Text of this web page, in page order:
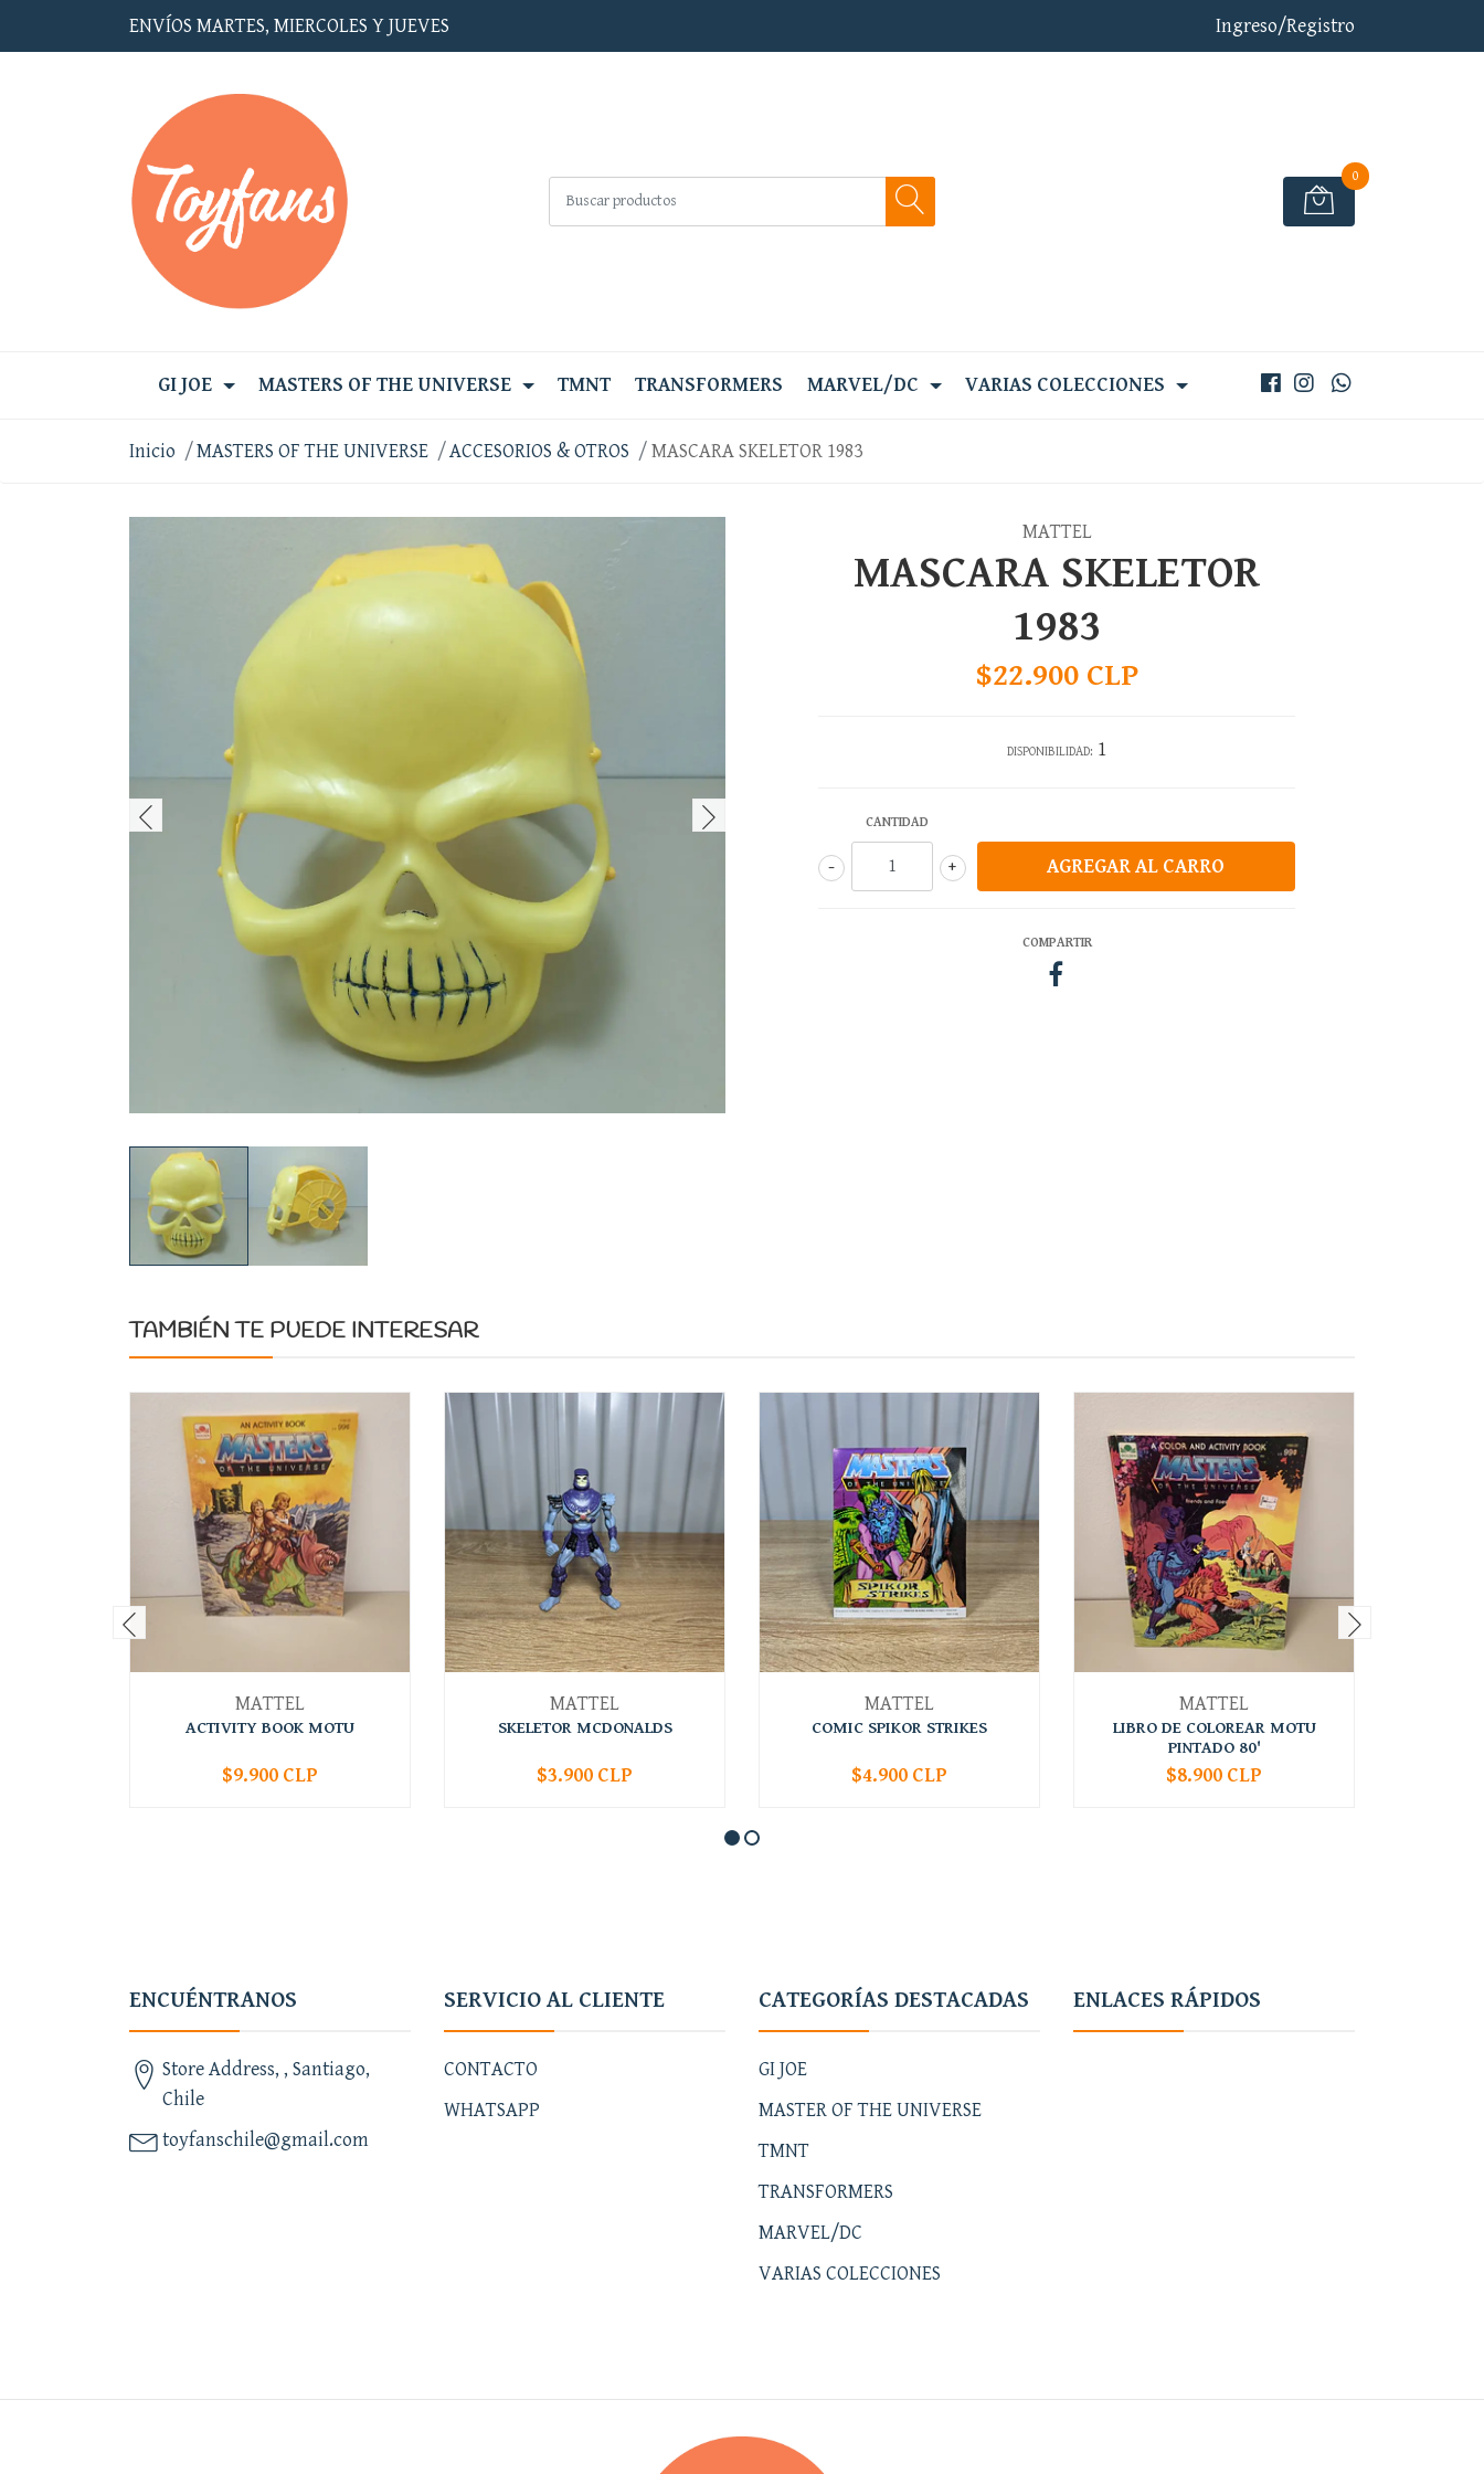
ENVÍOS MARTES, MIERCOLES Y JUEVES Ingreso/Registro
0
GI JOE MASTERS OF THE UNIVERSE TMNT TRANSFORMERS MARVEL/DC VARIAS COLECCIONES
Inicio MASTERS OF THE UNIVERSE ACCESORIOS & OTROS MASCARA SKELETOR 1983
MATTEL
MASCARA SKELETOR
1983
$22.900 CLP
DISPONIBILIDAD: 1
CANTIDAD
+
-
COMPARTIR
TAMBIÉN TE PUEDE INTERESAR
MATTEL
ACTIVITY BOOK MOTU
+
$9.900 CLP
MATTEL
SKELETOR MCDONALDS
+
$3.900 CLP
MATTEL
COMIC SPIKOR STRIKES
+
$4.900 CLP
MATTEL
LIBRO DE COLOREAR MOTU
PINTADO 80'
+
$8.900 CLP
ENCUÉNTRANOS
Store Address, , Santiago,
Chile
toyfanschile@gmail.com
SERVICIO AL CLIENTE
CONTACTO
WHATSAPP
CATEGORÍAS DESTACADAS
GI JOE
MASTER OF THE UNIVERSE
TMNT
TRANSFORMERS
MARVEL/DC
VARIAS COLECCIONES
ENLACES RÁPIDOS